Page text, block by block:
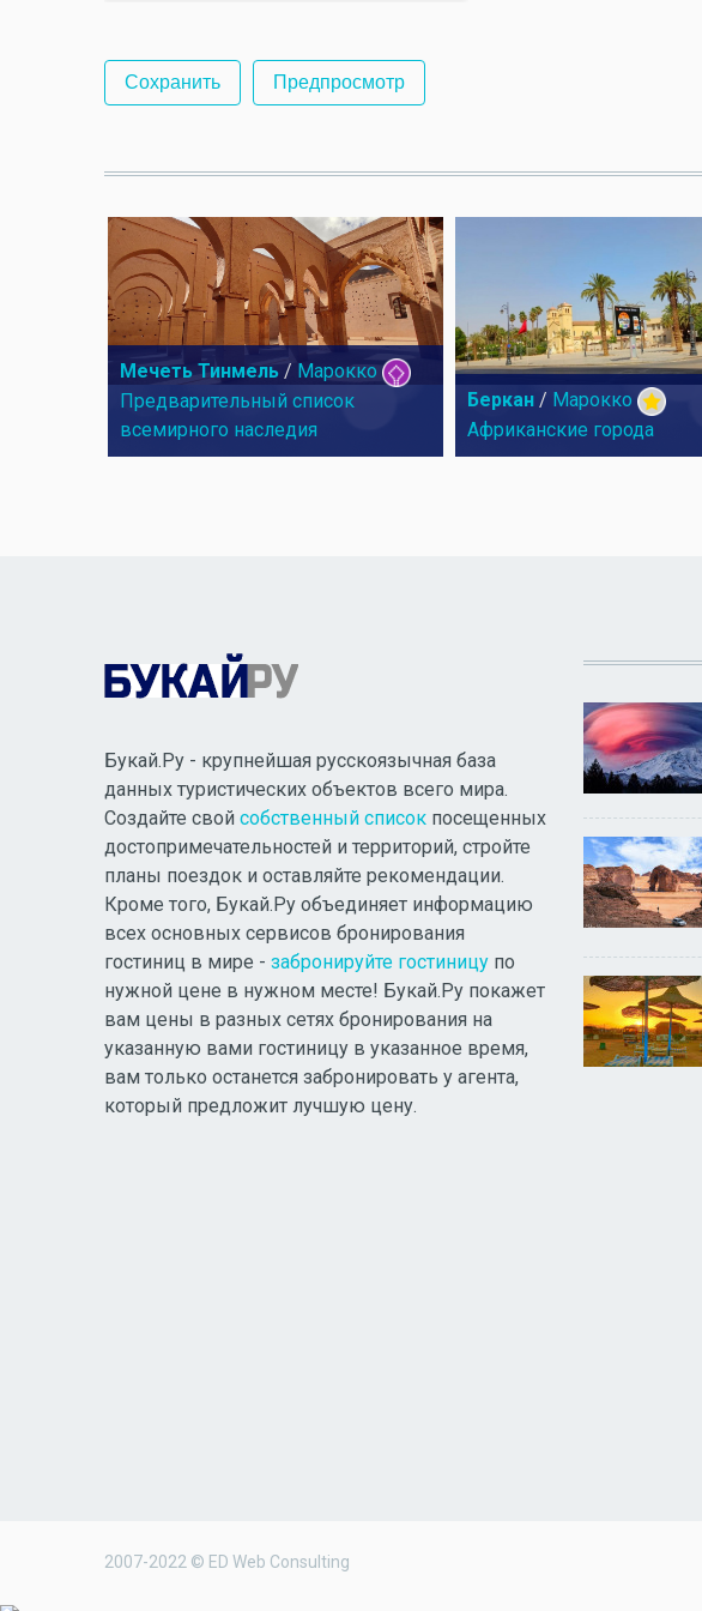
Мечеть Тинмель / Марокко
Предварительный список
всемирного наследия
Беркан / Марокко
Африканские города
Букай.Ру - крупнейшая русскоязычная база
данных туристических объектов всего мира.
Создайте свой собственный список посещенных
достопримечательностей и территорий, стройте
планы поездок и оставляйте рекомендации.
Кроме того, Букай.Ру объединяет информацию
всех основных сервисов бронирования
гостиниц в мире - забронируйте гостиницу по
нужной цене в нужном месте! Букай.Ру покажет
вам цены в разных сетях бронирования на
указанную вами гостиницу в указанное время,
вам только останется забронировать у агента,
который предложит лучшую цену.
2007-2022 © ED Web Consulting